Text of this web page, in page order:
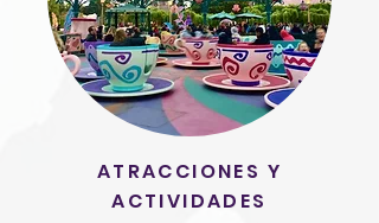
ATRACCIONES Y
ACTIVIDADES